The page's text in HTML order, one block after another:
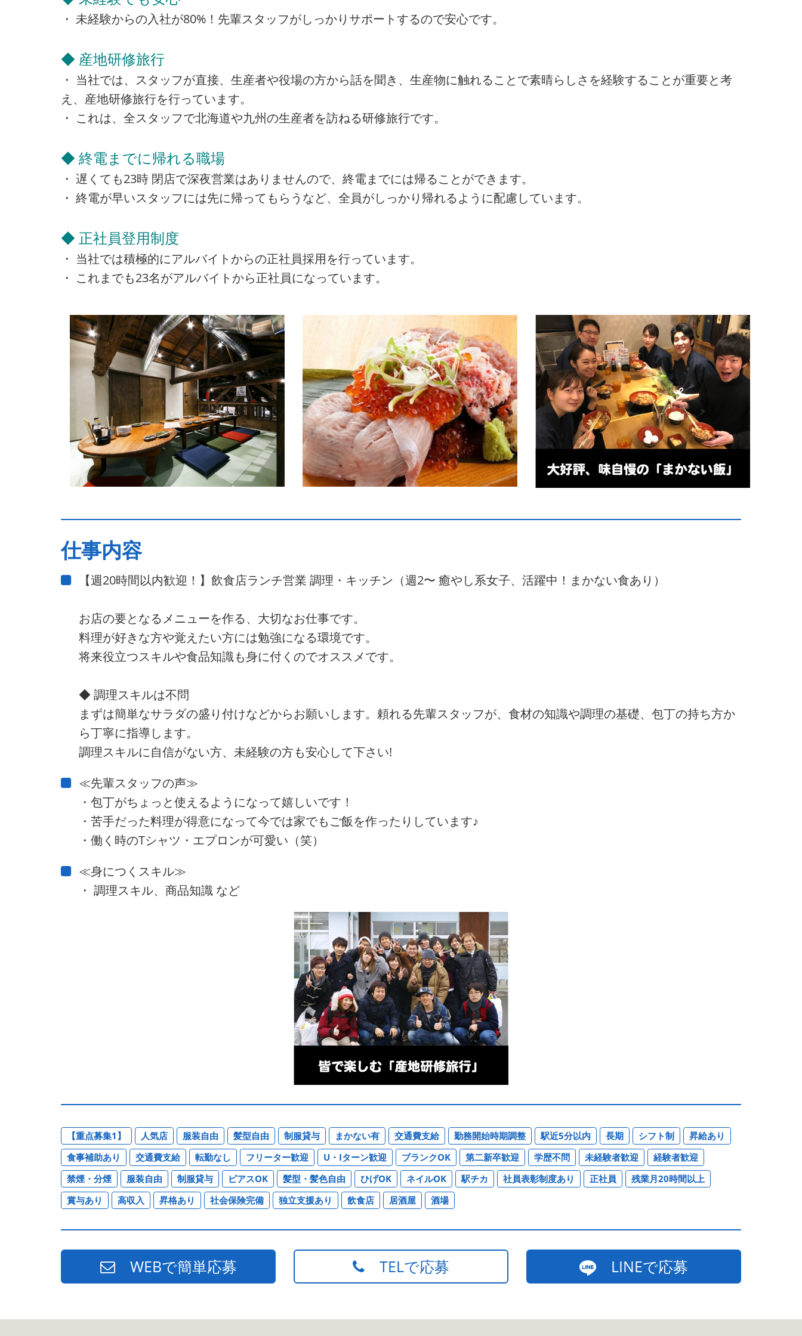
・ 未経験からの入社が80%！先輩スタッフがしっかりサポートするので安心です。
◆ 産地研修旅行
・ 当社では、スタッフが直接、生産者や役場の方から話を聞き、生産物に触れることで素晴らしさを経験することが重要と考
え、産地研修旅行を行っています。
・ これは、全スタッフで北海道や九州の生産者を訪ねる研修旅行です。
◆ 終電までに帰れる職場
・ 遅くても23時 閉店で深夜営業はありませんので、終電までには帰ることができます。
・ 終電が早いスタッフには先に帰ってもらうなど、全員がしっかり帰れるように配慮しています。
◆ 正社員登用制度
・ 当社では積極的にアルバイトからの正社員採用を行っています。
・ これまでも23名がアルバイトから正社員になっています。
仕事内容
【週20時間以内歓迎！】飲食店ランチ営業 調理・キッチン（週2〜 癒やし系女子、活躍中！まかない食あり）
お店の要となるメニューを作る、大切なお仕事です。
料理が好きな方や覚えたい方には勉強になる環境です。
将来役立つスキルや食品知識も身に付くのでオススメです。
◆ 調理スキルは不問
まずは簡単なサラダの盛り付けなどからお願いします。頼れる先輩スタッフが、食材の知識や調理の基礎、包丁の持ち方か
ら丁寧に指導します。
調理スキルに自信がない方、未経験の方も安心して下さい!
≪先輩スタッフの声≫
・包丁がちょっと使えるようになって嬉しいです！
・苦手だった料理が得意になって今では家でもご飯を作ったりしています♪
・働く時のTシャツ・エプロンが可愛い（笑）
≪身につくスキル≫
・ 調理スキル、商品知識 など
【重点募集1】 人気店 服装自由 髪型自由 制服貸与 まかない有 交通費支給 勤務開始時期調整 駅近5分以内 長期 シフト制
昇給あり
食事補助あり
交通費支給 転勤なし フリーター歓迎 U・Iターン歓迎 ブランクOK 第二新卒歓迎 学歴不問 未経験者歓迎
経験者歓迎
禁煙・分煙
服装自由 制服貸与 ピアスOK 髪型・髪色自由 ひげOK ネイルOK 駅チカ 社員表彰制度あり 正社員
残業月20時間以上
賞与あり
高収入 昇格あり 社会保険完備 独立支援あり 飲食店 居酒屋 酒場
WEBで簡単応募 TELで応募 LINEで応募